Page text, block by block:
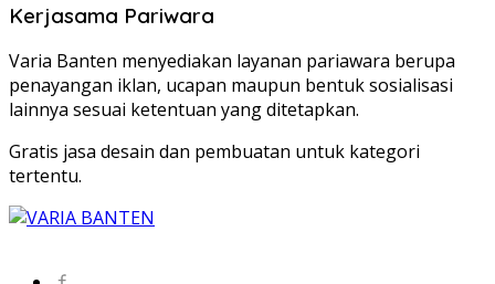
Kerjasama Pariwara
Varia Banten menyediakan layanan pariawara berupa
penayangan iklan, ucapan maupun bentuk sosialisasi
lainnya sesuai ketentuan yang ditetapkan.
Gratis jasa desain dan pembuatan untuk kategori
tertentu.